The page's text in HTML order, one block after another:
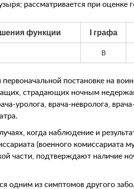
рассматривается при оценке
функции I графа
В
постановке на
страдающих ночным
уролога, врача-невролога,
когда наблюдение и
(военного комиссариата
части, подтверждают наличие
одним из симптомов другого